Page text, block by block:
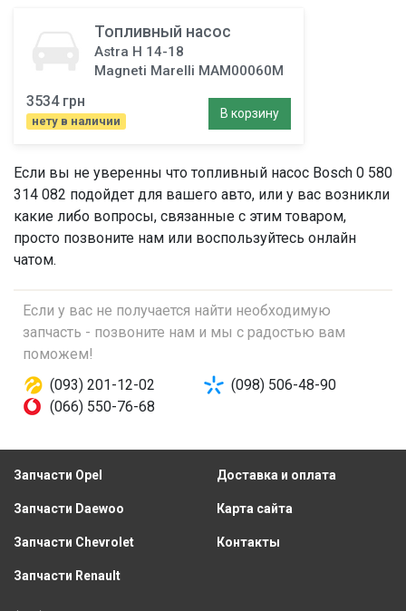
Топливный насос
Astra H 14-18
Magneti Marelli MAM00060M
3534 грн
нету в наличии
В корзину
Если вы не уверенны что топливный насос Bosch 0 580
314 082 подойдет для вашего авто, или у вас возникли
какие либо вопросы, связанные с этим товаром,
просто позвоните нам или воспользуйтесь онлайн
чатом.
Если у вас не получается найти необходимую
запчасть - позвоните нам и мы с радостью вам
поможем!
(093) 201-12-02
(098) 506-48-90
(066) 550-76-68
Запчасти Opel
Запчасти Daewoo
Запчасти Chevrolet
Запчасти Renault
Доставка и оплата
Карта сайта
Контакты